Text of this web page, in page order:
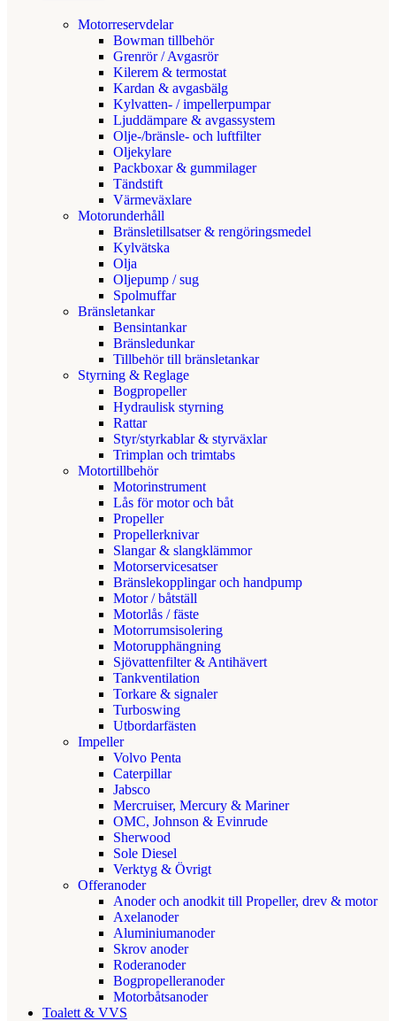
Motorreservdelar
Bowman tillbehör
Grenrör / Avgasrör
Kilerem & termostat
Kardan & avgasbälg
Kylvatten- / impellerpumpar
Ljuddämpare & avgassystem
Olje-/bränsle- och luftfilter
Oljekylare
Packboxar & gummilager
Tändstift
Värmeväxlare
Motorunderhåll
Bränsletillsatser & rengöringsmedel
Kylvätska
Olja
Oljepump / sug
Spolmuffar
Bränsletankar
Bensintankar
Bränsledunkar
Tillbehör till bränsletankar
Styrning & Reglage
Bogpropeller
Hydraulisk styrning
Rattar
Styr/styrkablar & styrväxlar
Trimplan och trimtabs
Motortillbehör
Motorinstrument
Lås för motor och båt
Propeller
Propellerknivar
Slangar & slangklämmor
Motorservicesatser
Bränslekopplingar och handpump
Motor / båtställ
Motorlås / fäste
Motorrumsisolering
Motorupphängning
Sjövattenfilter & Antihävert
Tankventilation
Torkare & signaler
Turboswing
Utbordarfästen
Impeller
Volvo Penta
Caterpillar
Jabsco
Mercruiser, Mercury & Mariner
OMC, Johnson & Evinrude
Sherwood
Sole Diesel
Verktyg & Övrigt
Offeranoder
Anoder och anodkit till Propeller, drev & motor
Axelanoder
Aluminiumanoder
Skrov anoder
Roderanoder
Bogpropelleranoder
Motorbåtsanoder
Toalett & VVS